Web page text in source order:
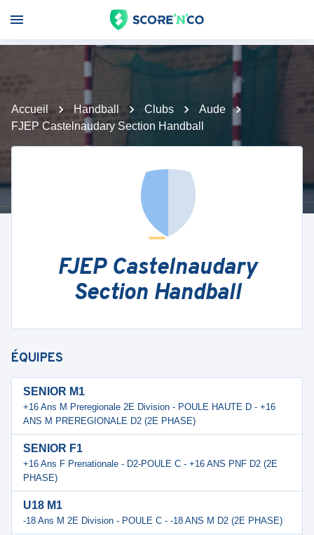
Accueil Handball Clubs
Aude
FJEP Castelnaudary Section Handball
FJEP Castelnaudary
Section Handball
ÉQUIPES
SENIOR M1
+16 Ans M Preregionale 2E Division - POULE HAUTE D - +16
ANS M PREREGIONALE D2 (2E PHASE)
SENIOR F1
+16 Ans F Prenationale - D2-POULE C - +16 ANS PNF D2 (2E
PHASE)
U18 M1
-18 Ans M 2E Division - POULE C - -18 ANS M D2 (2E PHASE)